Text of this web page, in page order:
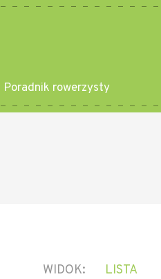
Poradnik rowerzysty
WIDOK: LISTA